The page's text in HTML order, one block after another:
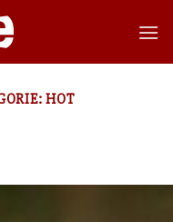
HOT